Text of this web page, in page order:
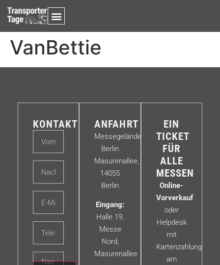
VanBettie
KONTAKT ANFAHRT
Messegelände
Berlin
Masurenallee,
14055
Berlin
Eingang:
Halle 19,
Messe
Nord,
Masurenallee
EIN
TICKET
FÜR
ALLE
MESSEN
Online-
Vorverkauf
oder
Helpdesk
mit
Kartenzahlung
am